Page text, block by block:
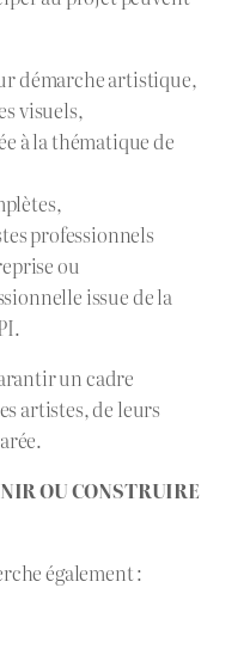
démarche artistique,
visuels,
à la thématique de
professionnels
ou
issue de la
un cadre
artistes, de leurs
OU CONSTRUIRE
également :